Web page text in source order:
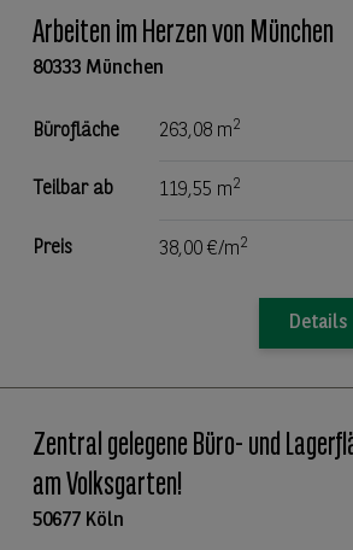
Arbeiten im Herzen von München
80333 München
Bürofläche 263,08 m2
Teilbar ab 119,55 m2
Preis 38,00 €/m2
Details
Zentral gelegene Büro- und
am Volksgarten!
50677 Köln